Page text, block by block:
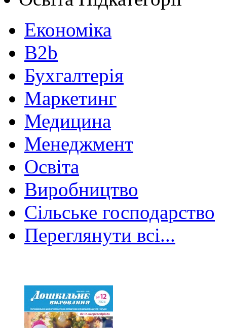
Економіка
B2b
Бухгалтерія
Маркетинг
Медицина
Менеджмент
Освіта
Виробництво
Сільське господарство
Переглянути всі...